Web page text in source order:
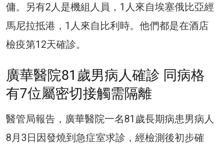
傭。另有2人是機組人員，1人來自埃塞俄比亞經
馬尼拉抵港，1人來自比利時。他們都是在酒店
檢疫第12天確診。
廣華醫院81歲男病人確診 同病格
有7位屬密切接觸需隔離
醫管局報告，廣華醫院一名81歲長期病患男病人
8月3日因發燒到急症室求診，經檢測後初步確